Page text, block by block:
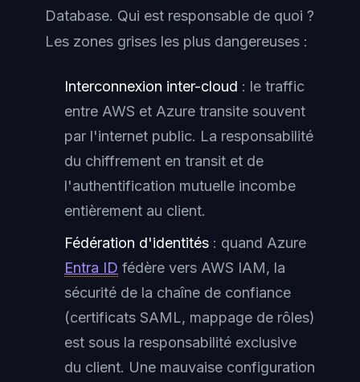
Database. Qui est responsable de quoi ?
Les zones grises les plus dangereuses :
Interconnexion inter-cloud : le traffic
entre AWS et Azure transite souvent
par l'internet public. La responsabilité
du chiffrement en transit et de
l'authentification mutuelle incombe
entièrement au client.
Fédération d'identités : quand Azure
Entra ID fédère vers AWS IAM, la
sécurité de la chaîne de confiance
(certificats SAML, mappage de rôles)
est sous la responsabilité exclusive
du client. Une mauvaise configuration